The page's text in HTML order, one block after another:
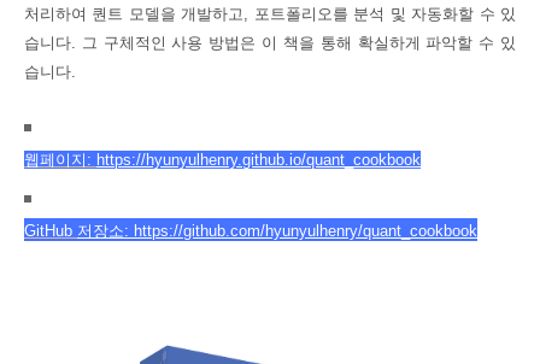
처리하여 퀀트 모델을 개발하고, 포트폴리오를 분석 및 자동화할 수 있
습니다. 그 구체적인 사용 방법은 이 책을 통해 확실하게 파악할 수 있
습니다.
웹페이지: https://hyunyulhenry.github.io/quant_cookbook
GitHub 저장소: https://github.com/hyunyulhenry/quant_cookbook